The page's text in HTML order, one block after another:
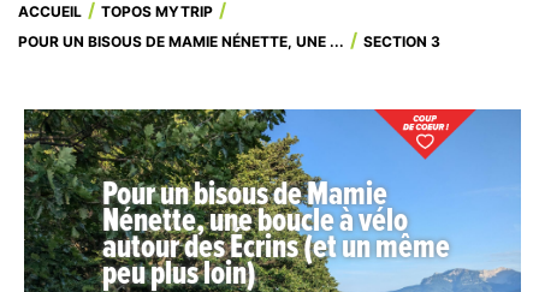
ACCUEIL
TOPOS MYTRIP
POUR UN BISOUS DE MAMIE NÉNETTE, UNE ...
SECTION 3
Pour un bisous de Mamie
Nénette, une boucle à vélo
autour des Écrins (et un même
peu plus loin)